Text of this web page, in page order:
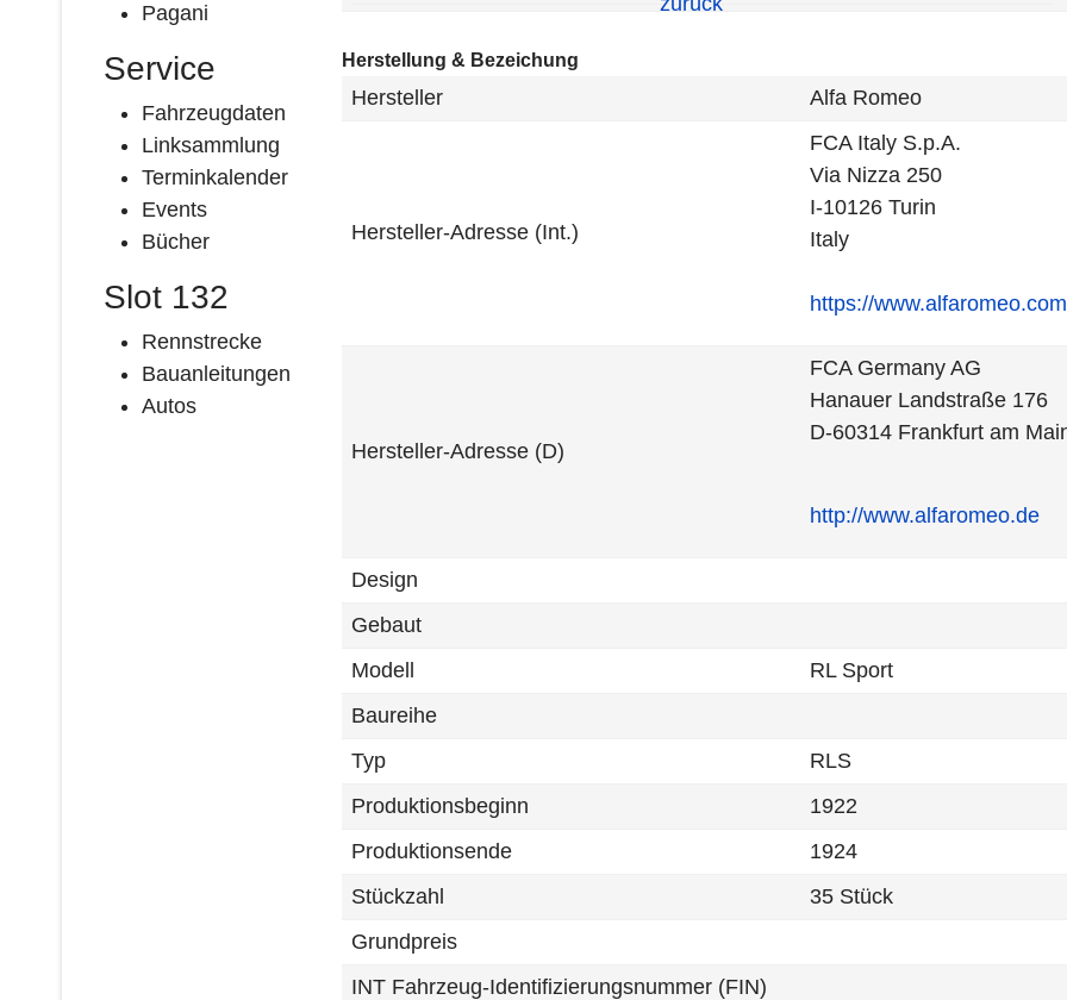
Pagani
Service
Fahrzeugdaten
Linksammlung
Terminkalender
Events
Bücher
Slot 132
Rennstrecke
Bauanleitungen
Autos
Herstellung & Bezeichung
Hersteller Alfa Romeo
Hersteller-Adresse (Int.)
FCA Italy S.p.A.
Via Nizza 250
I-10126 Turin
Italy
https://www.alfaromeo.com
Hersteller-Adresse (D)
FCA Germany AG
Hanauer Landstraße 176
D-60314 Frankfurt am
http://www.alfaromeo.de
Design
Gebaut
Modell
RL Sport
Baureihe
Typ
RLS
Produktionsbeginn
1922
Produktionsende
1924
Stückzahl
35 Stück
Grundpreis
INT Fahrzeug-Identifizierungsnummer (FIN)